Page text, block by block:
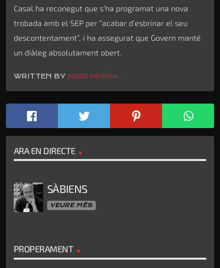
Casal ha reconegut que s’ha programat una nova
trobada amb el SEP per “acabar d’esbrinar el seu
descontentament”, i ha assegurat que Govern manté
un diàleg absolutament obert.
WRITTEN BYINGRID MONREAL
ARA EN DIRECTE
SÀBIENS
VEURE MÉS
PROPERAMENT